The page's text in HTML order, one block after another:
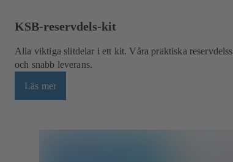
KSB-reservdels-kit
Alla viktiga slitdelar i ett kit. Våra praktiska
och snabb leverans.
Läs mer